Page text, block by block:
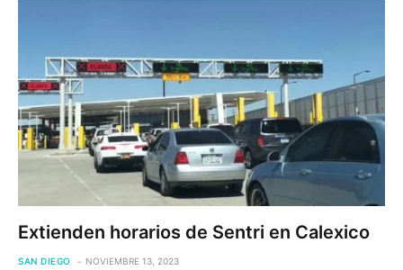
Extienden horarios de Sentri en Calexico
SAN DIEGO NOVIEMBRE 13, 2023